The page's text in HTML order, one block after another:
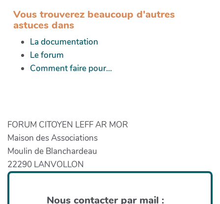
Vous trouverez beaucoup d'autres
astuces dans
La documentation
Le forum
Comment faire pour...
FORUM CITOYEN LEFF AR MOR
Maison des Associations
Moulin de Blanchardeau
22290 LANVOLLON
Nous contacter par mail :